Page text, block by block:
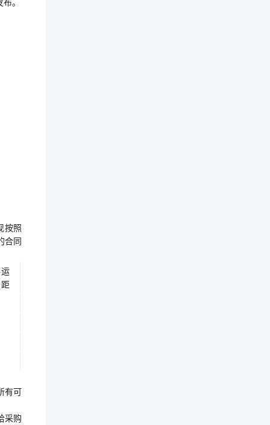
按照
合同
运
距
有可
采购